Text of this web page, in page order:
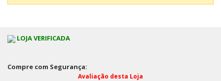
LOJA VERIFICADA
Compre com Segurança:
Avaliação desta Loja